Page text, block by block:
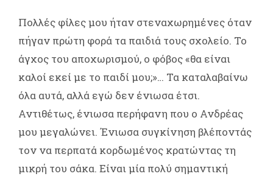
Πολλές φίλες μου ήταν στεναχωρημένες όταν
πήγαν πρώτη φορά τα παιδιά τους σχολείο. Το
άγχος του αποχωρισμού, ο φόβος «θα είναι
καλοί εκεί με το παιδί μου;»… Τα καταλαβαίνω
όλα αυτά, αλλά εγώ δεν ένιωσα έτσι.
Αντιθέτως, ένιωσα περήφανη που ο Ανδρέας
μου μεγαλώνει. Ένιωσα συγκίνηση βλέποντάς
τον να περπατά κορδωμένος κρατώντας τη
μικρή του σάκα. Είναι μία πολύ σημαντική